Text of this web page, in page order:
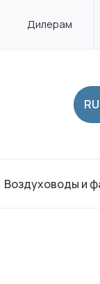
Дилерам
Воздуховоды и